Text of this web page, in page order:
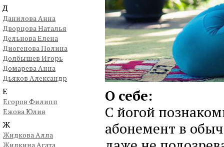
Д
Данилова Анна
Дворцова Наталья
Дельнова Елена
Диогенова Полина
Долбышев Игорь
Домарева Анна
Дьяков Александр
Е
Егоров Филипп
Ежова Юлия
Ж
Жидкова Алла
Жилкина Агата
О себе:
С йогой
абонемент в